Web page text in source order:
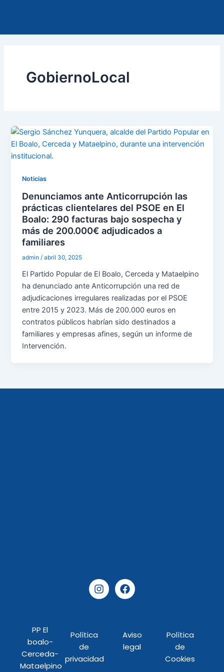
GobiernoLocal
Noticias
Denunciamos ante Anticorrupción las
prácticas clientelares del PSOE en El
Boalo: 290 facturas bajo sospecha y
más de 200.000€ adjudicados a
familiares
admin/abril 30, 2025
El Partido Popular de El Boalo, Cerceda y Mataelpino
ha denunciado ante Anticorrupción una red de
adjudicaciones irregulares realizadas por el PSOE
entre 2015 y 2023. Más de 200.000 euros en
contratos públicos habrían sido destinados a
familiares y empresas afines, según un informe de
Intervención.
I
n
s
m
F
a
c
o
o
k
PP El
boalo-
Cerceda-
Mataelpino
Política
de
privacidad
Aviso
legal
Política
de
Cookies